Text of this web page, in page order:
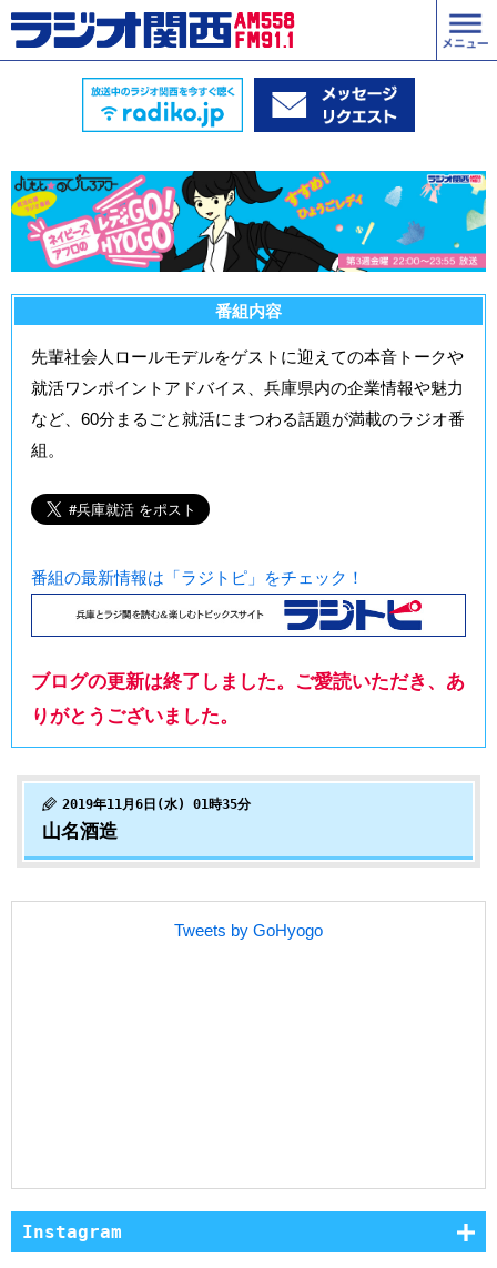
番組内容
先輩社会人ロールモデルをゲストに迎えての本音トークや
就活ワンポイントアドバイス、兵庫県内の企業情報や魅力
など、60分まるごと就活にまつわる話題が満載のラジオ番
組。
番組の最新情報は「ラジトピ」をチェック！
ブログの更新は終了しました。ご愛読いただき、あ
りがとうございました。
2019年11月6日(水) 01時35分
山名酒造
Tweets by GoHyogo
Instagram